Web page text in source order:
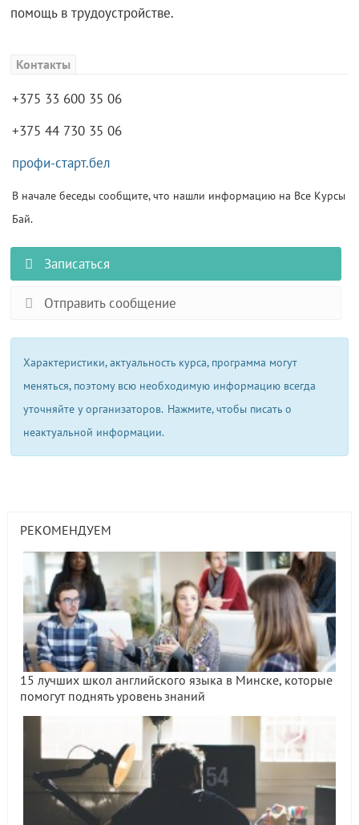
помощь в трудоустройстве.
Контакты
+375 33 600 35 06
+375 44 730 35 06
профи-старт.бел
В начале беседы сообщите, что нашли информацию на Все Курсы
Бай.
Записаться
Отправить сообщение
Характеристики, актуальность курса, программа могут
меняться, поэтому всю необходимую информацию всегда
уточняйте у организаторов. Нажмите, чтобы писать о
неактуальной информации.
РЕКОМЕНДУЕМ
15 лучших школ английского языка в Минске, которые
помогут поднять уровень знаний